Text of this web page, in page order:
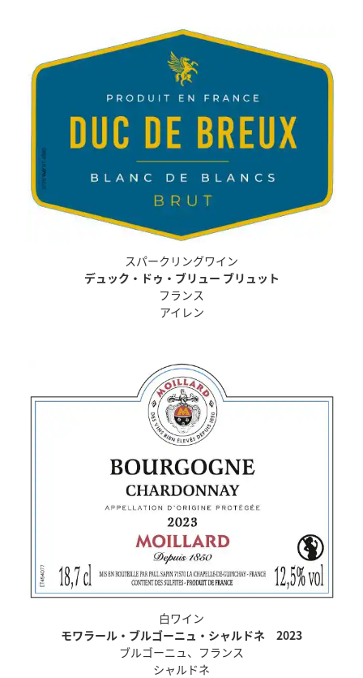
スパークリングワイン
デュック・ドゥ・ブリュー ブリュット
フランス
アイレン
白ワイン
モワラール・ブルゴーニュ・シャルドネ 2023
ブルゴーニュ、フランス
シャルドネ